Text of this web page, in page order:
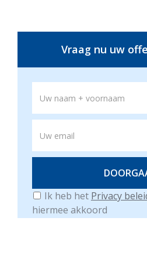
Vraag nu uw
Ik heb het Privacy
hiermee akkoord